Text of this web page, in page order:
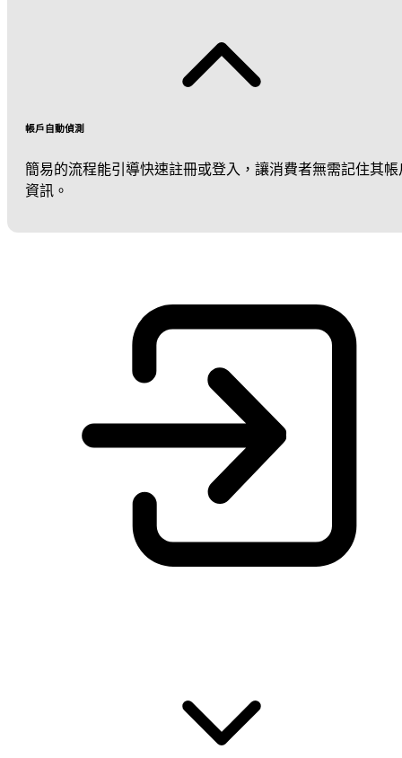
帳戶自動偵測
簡易的流程能引導快速註冊或登入，讓消費者無需記住其帳
資訊。